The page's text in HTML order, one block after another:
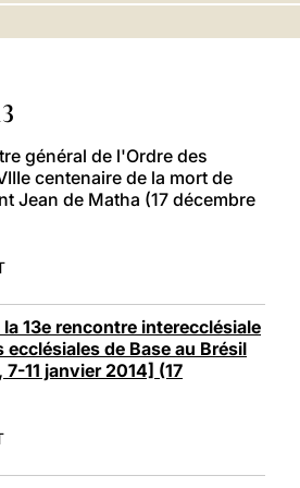
général de l'Ordre des
centenaire de la mort de
Jean de Matha (17 décembre
13e rencontre interecclésiale
de Base au Brésil
11 janvier 2014] (17